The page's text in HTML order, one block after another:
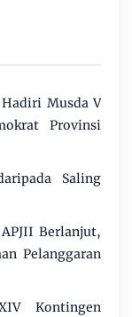
Hadiri Musda V
Provinsi
Saling
Berlanjut,
Pelanggaran
Kontingen